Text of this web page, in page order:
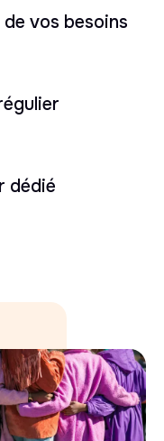
de vos besoins
dédié